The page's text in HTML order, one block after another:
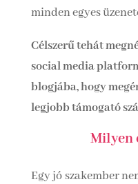
minden egyes
Célszerű tehát
social media
blogjába, hogy
legjobb támogató
Milyen
Egy jó szakember